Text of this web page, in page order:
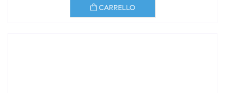
CARRELLO